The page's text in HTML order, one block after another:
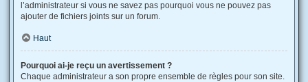
l’administrateur si vous ne savez pas pourquoi vous ne pouvez pas
ajouter de fichiers joints sur un forum.
Haut
Pourquoi ai-je reçu un avertissement ?
Chaque administrateur a son propre ensemble de règles pour son site.